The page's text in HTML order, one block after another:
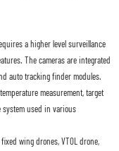
a higher level surveillance
The cameras are integrated
auto tracking finder modules.
measurement, target
used in various
wing drones, VTOL drone,